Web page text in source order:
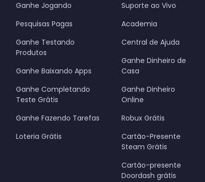
Ganhe Jogando
Pesquisas Pagas
Ganhe Testando
Produtos
Ganhe Baixando Apps
Ganhe Completando
Teste Grátis
Ganhe Fazendo Tarefas
Loteria Grátis
Suporte ao Vivo
Academia
Central de Ajuda
Ganhe Dinheiro de
Casa
Ganhe Dinheiro
Online
Robux Grátis
Cartão-Presente
Steam Grátis
Cartão-presente
Doordash grátis